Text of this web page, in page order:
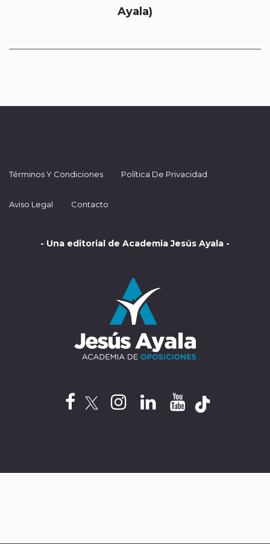
Ayala)
Términos Y Condiciones Política De Privacidad
Aviso Legal Contacto
- Una editorial de Academia Jesús Ayala -